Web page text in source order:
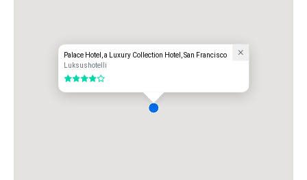
Palace Hotel, a Luxury Collection Hotel, San Francisco
Luksushotelli
4 / 5